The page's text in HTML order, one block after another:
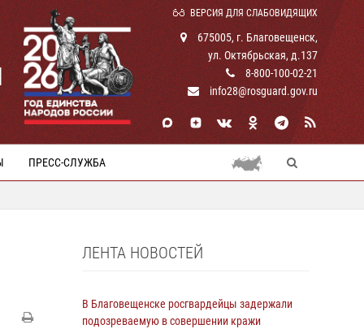
ВЕРСИЯ ДЛЯ СЛАБОВИДЯЩИХ
675005, г. Благовещенск,
ул. Октябрьская, д.137
8-800-100-02-21
info28@rosguard.gov.ru
ПРЕСС-СЛУЖБА
ЛЕНТА НОВОСТЕЙ
В Благовещенске росгвардейцы задержали
подозреваемую в совершении кражи